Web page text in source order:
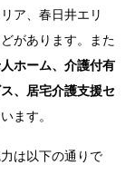
ア、春日井エリ
があります。また
ホーム、介護付有
、居宅介護支援セ
ます。
は以下の通りで